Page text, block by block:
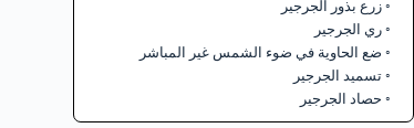
زرع بذور الجرجير
ري الجرجير
ضع الحاوية في ضوء الشمس غير المباشر
تسميد الجرجير
حصاد الجرجير